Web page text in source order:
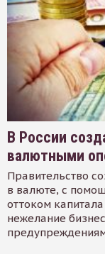
В России
валютными
Правительство
в валюте, с
оттоком
нежелание